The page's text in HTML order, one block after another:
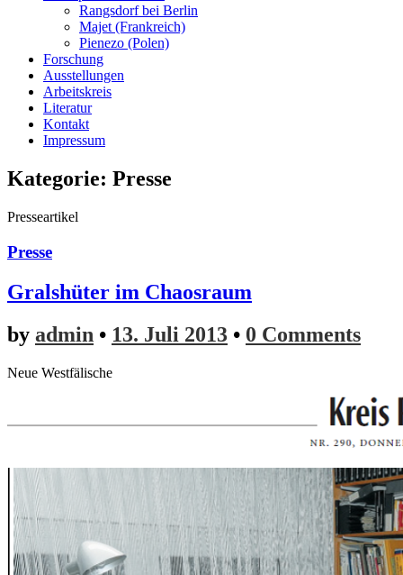
Rangsdorf bei Berlin
Majet (Frankreich)
Pienezo (Polen)
Forschung
Ausstellungen
Arbeitskreis
Literatur
Kontakt
Impressum
Kategorie: Presse
Presseartikel
Presse
Gralshüter im Chaosraum
by admin • 13. Juli 2013 • 0 Comments
Neue Westfälische